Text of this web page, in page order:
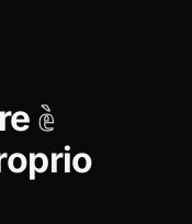
è